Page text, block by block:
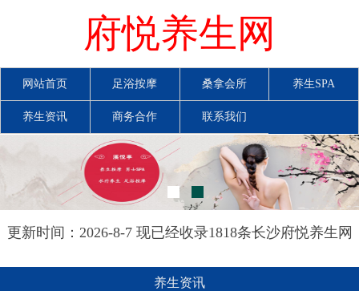
府悦养生网
网站首页 足浴按摩 桑拿会所 养生SPA
养生资讯 商务合作 联系我们
更新时间：2026-8-7 现已经收录1818条长沙府悦养生网
养生资讯